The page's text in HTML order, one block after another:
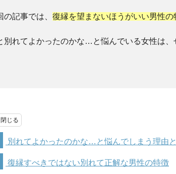
の記事では、 復縁を望まないほうがいい男性
別れてよかったのかな…と悩んでいる女性は、
別れてよかったのかな…と悩んでしまう理由
復縁すべきではない別れて正解な男性の特徴